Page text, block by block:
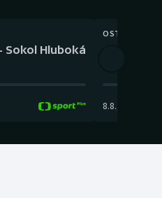
Sokol Hluboká
OSTATNÍ
8.8.